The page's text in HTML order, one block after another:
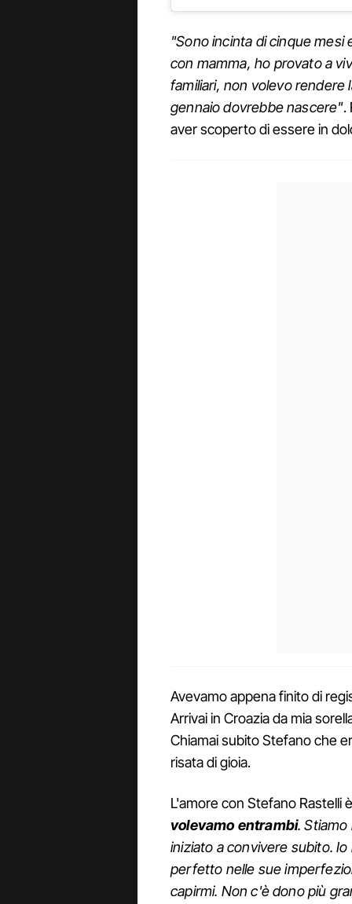
"Sono incinta di cinque
con mamma, ho provato a
familiari, non volevo rendere
gennaio dovrebbe nascere".
aver scoperto di essere in
Avevamo appena finito di
Arrivai in Croazia da mia
Chiamai subito Stefano che
risata di gioia.
L'amore con Stefano Rastelli
volevamo entrambi.
iniziato a convivere subito.
perfetto nelle sue
capirmi. Non c'è dono più